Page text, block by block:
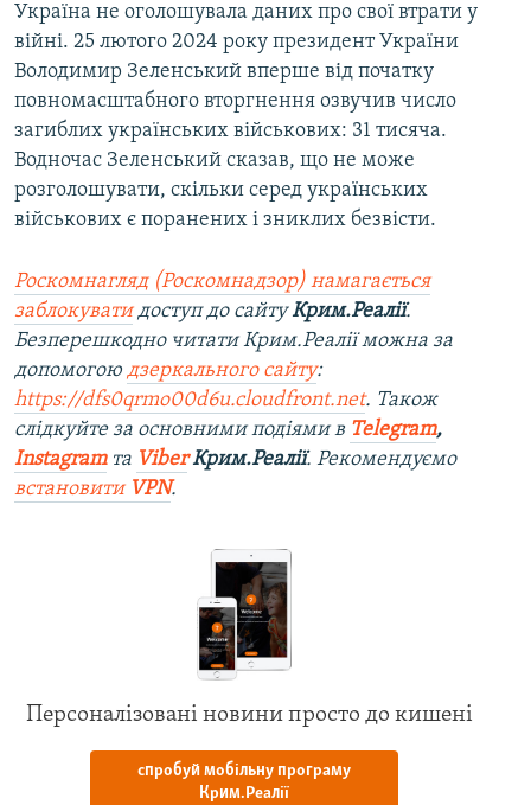
Україна не оголошувала даних про свої втрати у
війні. 25 лютого 2024 року президент України
Володимир Зеленський вперше від початку
повномасштабного вторгнення озвучив число
загиблих українських військових: 31 тисяча.
Водночас Зеленський сказав, що не може
розголошувати, скільки серед українських
військових є поранених і зниклих безвісти.
Роскомнагляд (Роскомнадзор) намагається
заблокуватидоступ до сайтуКрим.Реалії.
Безперешкодно читати Крим.Реалії можна за
допомогою дзеркального сайту:
https://dfs0qrmo00d6u.cloudfront.net. Також
слідкуйте за основними подіями в Telegram,
Instagramта ViberКрим.Реалії. Рекомендуємо
встановити VPN.
Персоналізовані новини просто до кишені
спробуй мобільну програму
Крим.Реалії